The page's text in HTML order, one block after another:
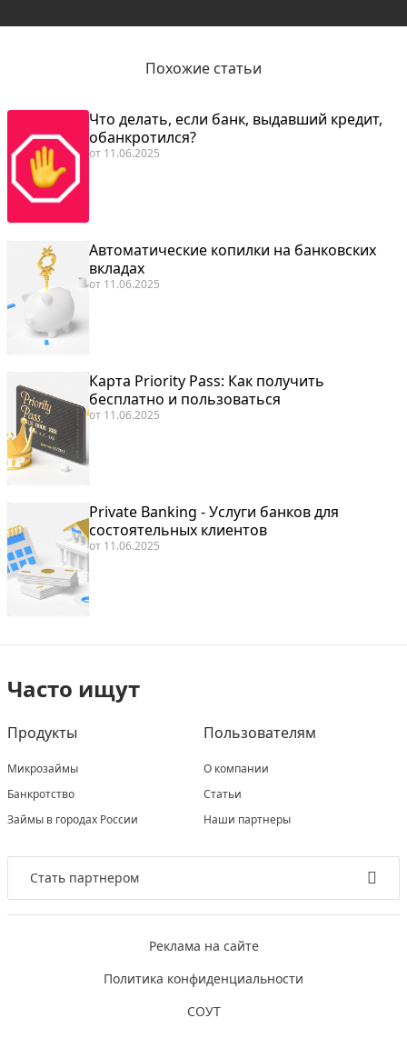
Похожие статьи
Что делать, если банк, выдавший кредит,
обанкротился?
от 11.06.2025
Автоматические копилки на банковских
вкладах
от 11.06.2025
Карта Priority Pass: Как получить
бесплатно и пользоваться
от 11.06.2025
Private Banking - Услуги банков для
состоятельных клиентов
от 11.06.2025
Часто ищут
Продукты
Микрозаймы
Банкротство
Займы в городах России
Пользователям
О компании
Статьи
Наши партнеры
Стать партнером
Реклама на сайте
Политика конфиденциальности
СОУТ